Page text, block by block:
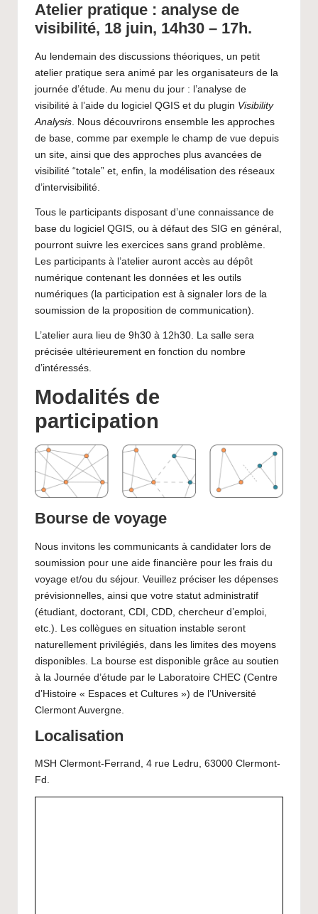
Atelier pratique : analyse de
visibilité, 18 juin, 14h30 – 17h.
Au lendemain des discussions théoriques, un petit
atelier pratique sera animé par les organisateurs de la
journée d’étude. Au menu du jour : l’analyse de
visibilité à l’aide du logiciel QGIS et du plugin Visibility
Analysis . Nous découvrirons ensemble les approches
de base, comme par exemple le champ de vue depuis
un site, ainsi que des approches plus avancées de
visibilité “totale” et, enfin, la modélisation des réseaux
d’intervisibilité.
Tous le participants disposant d’une connaissance de
base du logiciel QGIS, ou à défaut des SIG en général,
pourront suivre les exercices sans grand problème.
Les participants à l’atelier auront accès au dépôt
numérique contenant les données et les outils
numériques (la participation est à signaler lors de la
soumission de la proposition de communication).
L’atelier aura lieu de 9h30 à 12h30. La salle sera
précisée ultérieurement en fonction du nombre
d’intéressés.
Modalités de
participation
Bourse de voyage
Nous invitons les communicants à candidater lors de
soumission pour une aide financière pour les frais du
voyage et/ou du séjour. Veuillez préciser les dépenses
prévisionnelles, ainsi que votre statut administratif
(étudiant, doctorant, CDI, CDD, chercheur d’emploi,
etc.). Les collègues en situation instable seront
naturellement privilégiés, dans les limites des moyens
disponibles. La bourse est disponible grâce au soutien
à la Journée d’étude par le Laboratoire CHEC (Centre
d’Histoire « Espaces et Cultures ») de l’Université
Clermont Auvergne.
Localisation
MSH Clermont-Ferrand, 4 rue Ledru, 63000 Clermont-
Fd.